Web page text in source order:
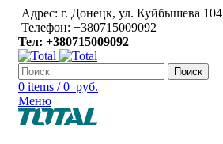
Адрес: г. Донецк, ул. Куйбышева 104
Телефон: +380715009092
Тел: +380715009092
Поиск
0 items / 0 руб.
Меню